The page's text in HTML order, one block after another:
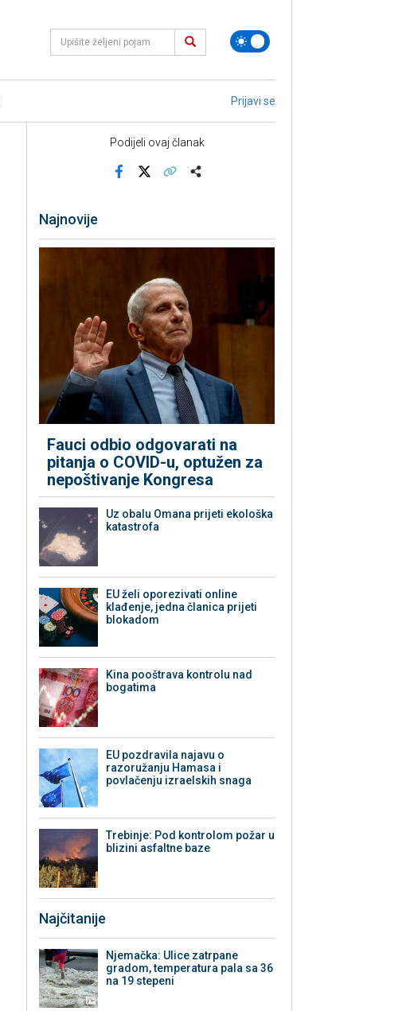
Prijavi se
Podijeli ovaj članak
Najnovije
Fauci odbio odgovarati na
pitanja o COVID-u, optužen za
nepoštivanje Kongresa
Uz obalu Omana prijeti ekološka
katastrofa
EU želi oporezivati online
klađenje, jedna članica prijeti
blokadom
Kina pooštrava kontrolu nad
bogatima
EU pozdravila najavu o
razoružanju Hamasa i
povlačenju izraelskih snaga
Trebinje: Pod kontrolom požar u
blizini asfaltne baze
Najčitanije
Njemačka: Ulice zatrpane
gradom, temperatura pala sa 36
na 19 stepeni